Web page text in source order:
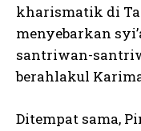
kharismatik di
menyebarkan
santriwan-
berahlakul
Ditempat sama,